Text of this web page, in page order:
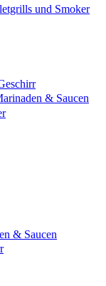
und Smoker
& Saucen
& Saucen